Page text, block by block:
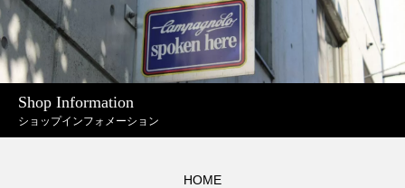
Shop Information
ショップインフォメーション
HOME